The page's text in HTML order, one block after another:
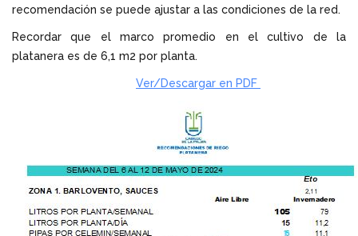
recomendación se puede ajustar a las condiciones de la red.
Recordar que el marco promedio en el cultivo de la
platanera es de 6,1 m2 por planta.
Ver/Descargar en PDF